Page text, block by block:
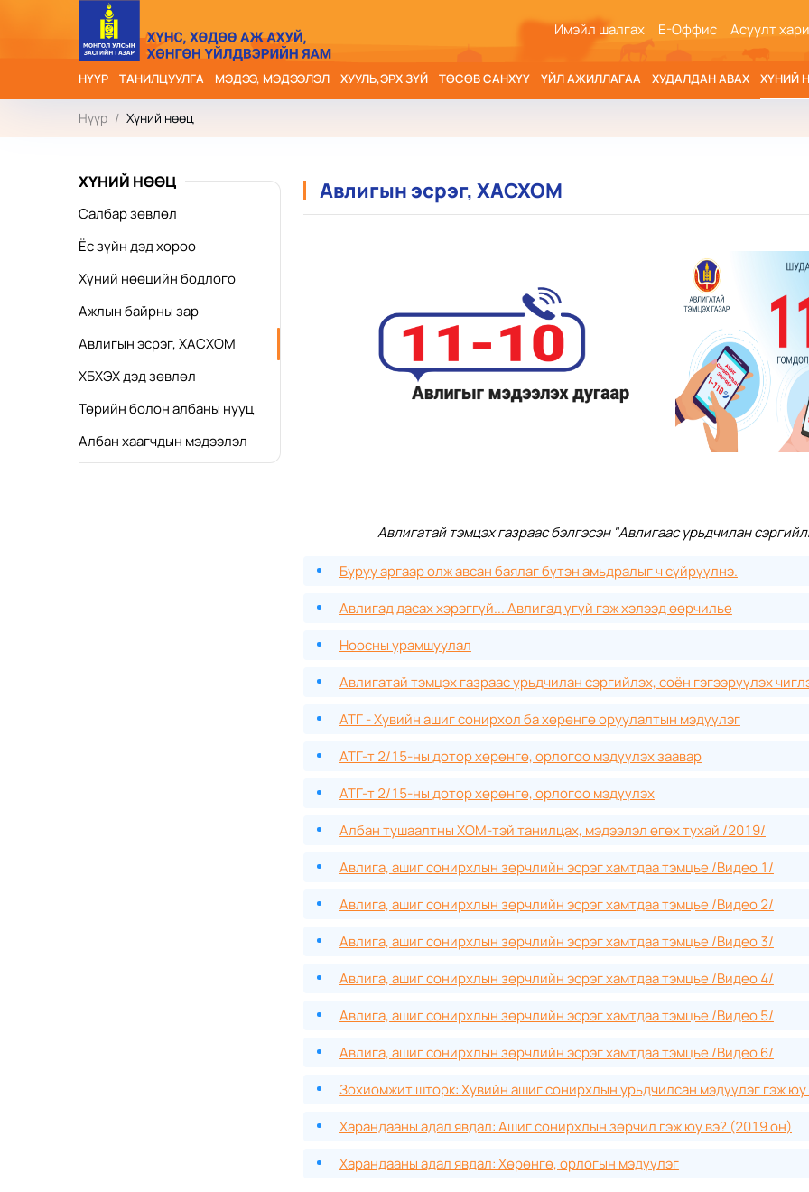
Имэйл шалгах Е-Оффис Асуулт
НҮҮР ТАНИЛЦУУЛГА МЭДЭЭ, МЭДЭЭЛЭЛ ХУУЛЬ,ЭРХ ЗҮЙ ТӨСӨВ САНХҮҮ ҮЙЛ АЖИЛЛАГАА ХУДАЛДАН АВАХ ХҮНИЙ
Нүүр / Хүний нөөц
ХҮНИЙ НӨӨЦ
Салбар зөвлөл
Ёс зүйн дэд хороо
Хүний нөөцийн бодлого
Ажлын байрны зар
Авлигын эсрэг, ХАСХОМ
ХБХЭХ дэд зөвлөл
Төрийн болон албаны нууц
Албан хаагчдын мэдээлэл
Авлигын эсрэг, ХАСХОМ
Авлигатай тэмцэх газраас бэлгэсэн "Авлигаас урьдчилан
Буруу аргаар олж авсан баялаг бүтэн амьдралыг ч сүйрүүлнэ.
Авлигад дасах хэрэггүй... Авлигад үгүй гэж хэлээд өөрчилье
Ноосны урамшуулал
Авлигатай тэмцэх газраас урьдчилан сэргийлэх, соён гэгээрүүлэх
АТГ - Хувийн ашиг сонирхол ба хөрөнгө оруулалтын мэдүүлэг
АТГ-т 2/15-ны дотор хөрөнгө, орлогоо мэдүүлэх заавар
АТГ-т 2/15-ны дотор хөрөнгө, орлогоо мэдүүлэх
Албан тушаалтны ХОМ-тэй танилцах, мэдээлэл өгөх тухай /2019/
Авлига, ашиг сонирхлын зөрчлийн эсрэг хамтдаа тэмцье /Видео 1/
Авлига, ашиг сонирхлын зөрчлийн эсрэг хамтдаа тэмцье /Видео 2/
Авлига, ашиг сонирхлын зөрчлийн эсрэг хамтдаа тэмцье /Видео 3/
Авлига, ашиг сонирхлын зөрчлийн эсрэг хамтдаа тэмцье /Видео 4/
Авлига, ашиг сонирхлын зөрчлийн эсрэг хамтдаа тэмцье /Видео 5/
Авлига, ашиг сонирхлын зөрчлийн эсрэг хамтдаа тэмцье /Видео 6/
Зохиомжит шторк: Хувийн ашиг сонирхлын урьдчилсан мэдүүлэг гэж
Харандааны адал явдал: Ашиг сонирхлын зөрчил гэж юу вэ? (2019 он)
Харандааны адал явдал: Хөрөнгө, орлогын мэдүүлэг